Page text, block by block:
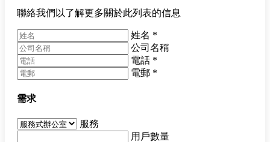
聯絡我們以了解更多關於此列表的信息
姓名 *
公司名稱
電話 *
電郵 *
需求
服務
用戶數量